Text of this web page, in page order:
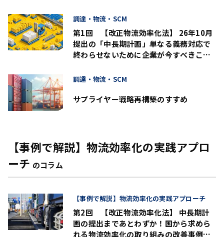
第1回 【改正物流効率化法】 26年10月
提出の「中長期計画」単なる義務対応で
終わらせないために企業が今すべきこと
調達・物流・SCM
サプライヤー戦略再構築のすすめ
調達・物流・SCM
【事例で解説】物流効率化の実践アプロ
ーチ のコラム
第2回 【改正物流効率化法】 中長期計
画の提出まであとわずか！国から求めら
れる物流効率化の取り組みの改善事例と
【事例で解説】物流効率化の実践アプローチ